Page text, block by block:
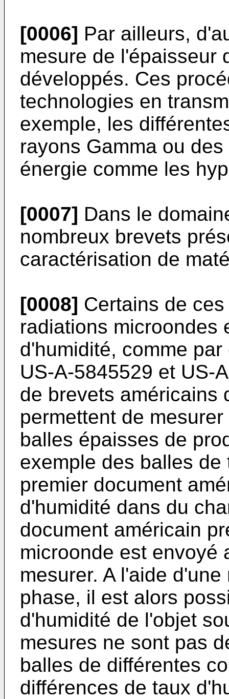
[0006] Par ailleurs,
mesure de l'épaisseur
développés. Ces
technologies en
exemple, les
rayons Gamma ou
énergie comme les
[0007] Dans le
nombreux brevets
caractérisation de
[0008] Certains de
radiations microondes
d'humidité, comme
US-A-5845529 et US-
de brevets américains
permettent de
balles épaisses de
exemple des balles
premier document
d'humidité dans du
document américain
microonde est envoyé
mesurer. A l'aide
phase, il est alors
d'humidité de l'objet
mesures ne sont pas
balles de différentes
différences de taux